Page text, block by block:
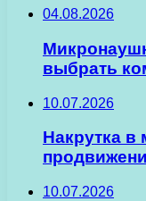
04.08.2026
выбрать
10.07.2026
Накрутка в
10.07.2026